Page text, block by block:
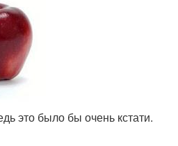
это было бы очень кстати.